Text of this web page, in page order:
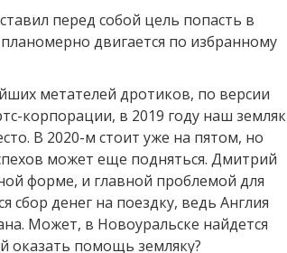
перед собой цель попасть в
двигается по избранному
метателей дротиков, по версии
корпорации, в 2019 году наш земляк
В 2020-м стоит уже на пятом, но
может еще подняться. Дмитрий
форме, и главной проблемой для
сбор денег на поездку, ведь Англия
Может, в Новоуральске найдется
оказать помощь земляку?